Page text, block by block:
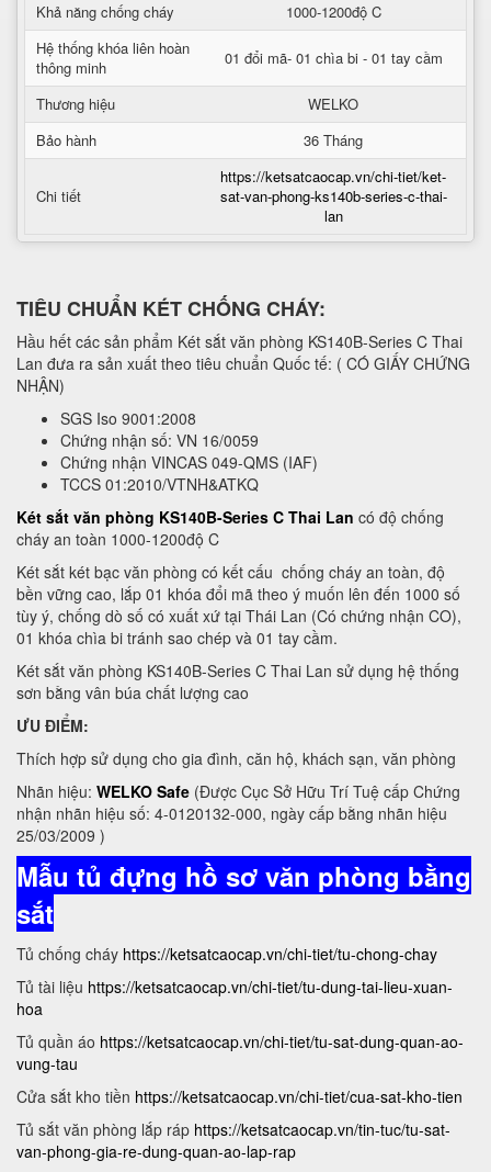
Khả năng chống cháy
1000-1200độ C
Hệ thống khóa liên hoàn
thông minh
01 đổi mã- 01 chìa bi - 01 tay cầm
Thương hiệu
WELKO
Bảo hành
36 Tháng
Chi tiết
https://ketsatcaocap.vn/chi-tiet/ket-
sat-van-phong-ks140b-series-c-thai-
lan
TIÊU CHUẨN KÉT CHỐNG CHÁY:
Hầu hết các sản phẩm Két sắt văn phòng KS140B-Series C Thai
Lan đưa ra sản xuất theo tiêu chuẩn Quốc tế: ( CÓ GIẤY CHỨNG
NHẬN)
SGS Iso 9001:2008
Chứng nhận số: VN 16/0059
Chứng nhận VINCAS 049-QMS (IAF)
TCCS 01:2010/VTNH&ATKQ
Két sắt văn phòng KS140B-Series C Thai Lan có độ chống
cháy an toàn 1000-1200độ C
Két sắt két bạc văn phòng có kết cấu chống cháy an toàn, độ
bền vững cao, lắp 01 khóa đổi mã theo ý muốn lên đến 1000 số
tùy ý, chống dò số có xuất xứ tại Thái Lan (Có chứng nhận CO),
01 khóa chìa bi tránh sao chép và 01 tay cầm.
Két sắt văn phòng KS140B-Series C Thai Lan sử dụng hệ thống
sơn bằng vân búa chất lượng cao
ƯU ĐIỂM:
Thích hợp sử dụng cho gia đình, căn hộ, khách sạn, văn phòng
Nhãn hiệu: WELKO Safe (Được Cục Sở Hữu Trí Tuệ cấp Chứng
nhận nhãn hiệu số: 4-0120132-000, ngày cấp bằng nhãn hiệu
25/03/2009 )
Mẫu tủ đựng hồ sơ văn phòng bằng
sắt
Tủ chống cháy https://ketsatcaocap.vn/chi-tiet/tu-chong-chay
Tủ tài liệu https://ketsatcaocap.vn/chi-tiet/tu-dung-tai-lieu-xuan-
hoa
Tủ quần áo https://ketsatcaocap.vn/chi-tiet/tu-sat-dung-quan-ao-
vung-tau
Cửa sắt kho tiền https://ketsatcaocap.vn/chi-tiet/cua-sat-kho-tien
Tủ sắt văn phòng lắp ráp https://ketsatcaocap.vn/tin-tuc/tu-sat-
van-phong-gia-re-dung-quan-ao-lap-rap